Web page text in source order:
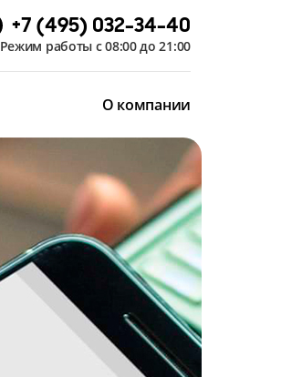
+7 (495) 032-34-40
Режим работы с 08:00 до 21:00
О компании